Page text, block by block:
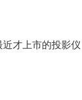
才上市的投影